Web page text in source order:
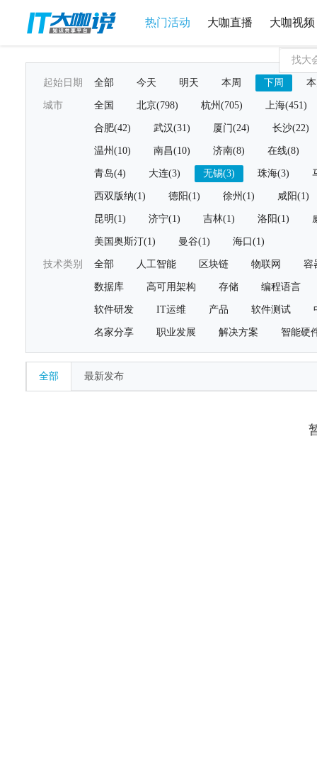
热门活动 大咖直播 大咖视频
起始日期 全部 今天 明天 本周 下周
城市 全国 北京(798) 杭州(705) 上海(451)
合肥(42) 武汉(31) 厦门(24) 长沙(22)
温州(10) 南昌(10) 济南(8) 在线(8)
青岛(4) 大连(3) 无锡(3) 珠海(3)
西双版纳(1) 德阳(1) 徐州(1) 咸阳(1)
昆明(1) 济宁(1) 吉林(1) 洛阳(1)
美国奥斯汀(1) 曼谷(1) 海口(1)
技术类别 全部 人工智能 区块链 物联网 容
数据库 高可用架构 存储 编程语言
软件研发 IT运维 产品 软件测试
名家分享 职业发展 解决方案 智能硬
全部 最新发布